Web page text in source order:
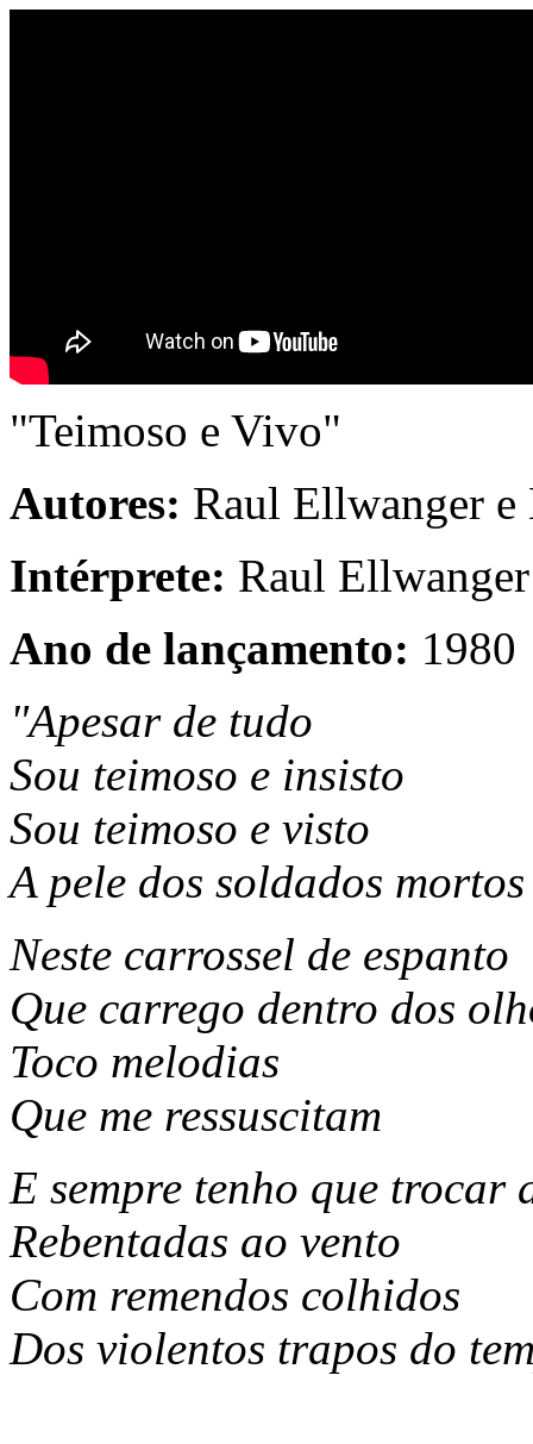
"Teimoso e Vivo"
Autores: Raul Ellwanger
Intérprete: Raul Ellwanger
Ano de lançamento: 1980
"Apesar de tudo
Sou teimoso e insisto
Sou teimoso e visto
A pele dos soldados mortos
Neste carrossel de espanto
Que carrego dentro dos
Toco melodias
Que me ressuscitam
E sempre tenho que trocar
Rebentadas ao vento
Com remendos colhidos
Dos violentos trapos do